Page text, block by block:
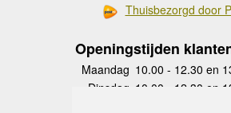
Thuisbezorgd door
Openingstijden
Maandag 10.00 - 12.30 en
Dinsdag 10.00 - 12.30 en